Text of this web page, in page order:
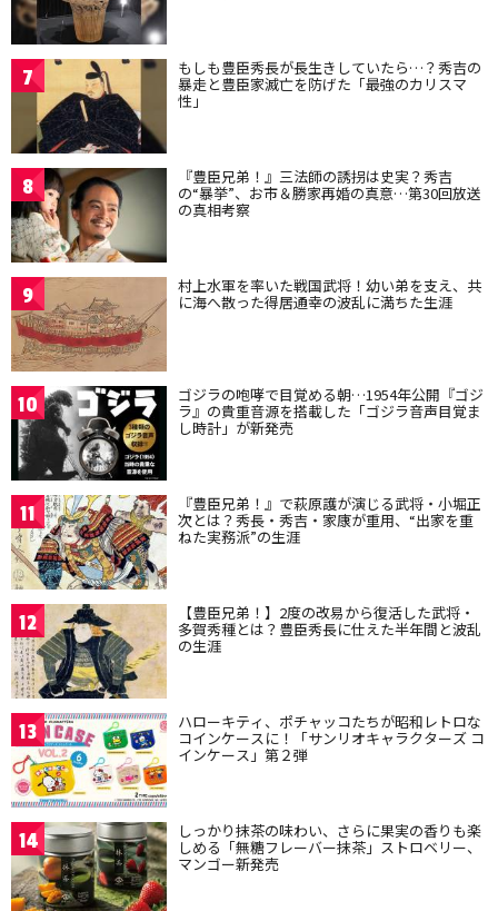
7 もしも豊臣秀長が長生きしていたら…？秀吉の
暴走と豊臣家滅亡を防げた「最強のカリスマ
性」
8 『豊臣兄弟！』三法師の誘拐は史実？秀吉
の“暴挙”、お市＆勝家再婚の真意…第30回放送
の真相考察
9 村上水軍を率いた戦国武将！幼い弟を支え、共
に海へ散った得居通幸の波乱に満ちた生涯
10 ゴジラの咆哮で目覚める朝…1954年公開『ゴジ
ラ』の貴重音源を搭載した「ゴジラ音声目覚ま
し時計」が新発売
11 『豊臣兄弟！』で萩原護が演じる武将・小堀正
次とは？秀長・秀吉・家康が重用、“出家を重
ねた実務派”の生涯
12 【豊臣兄弟！】2度の改易から復活した武将・
多賀秀種とは？豊臣秀長に仕えた半年間と波乱
の生涯
13 ハローキティ、ポチャッコたちが昭和レトロな
コインケースに！「サンリオキャラクターズ コ
インケース」第２弾
14 しっかり抹茶の味わい、さらに果実の香りも楽
しめる「無糖フレーバー抹茶」ストロベリー、
マンゴー新発売